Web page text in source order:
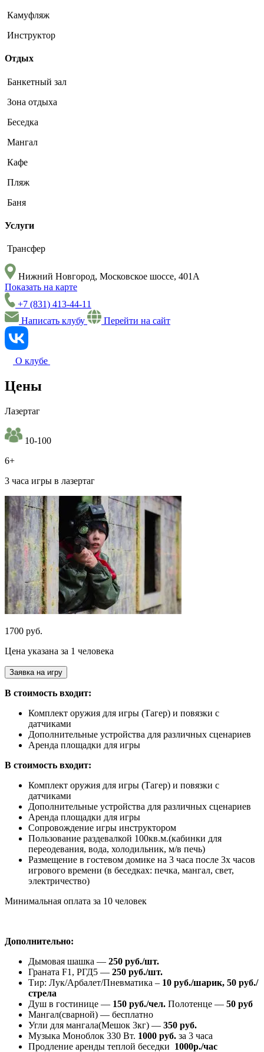
Камуфляж
Инструктор
Отдых
Банкетный зал
Зона отдыха
Беседка
Мангал
Кафе
Пляж
Баня
Услуги
Трансфер
Нижний Новгород, Московское шоссе, 401А
Показать на карте
+7 (831) 413-44-11
Написать клубу
Перейти на сайт
О клубе
Цены
Лазертаг
10-100
6+
3 часа игры в лазертаг
1700 руб.
Цена указана за 1 человека
Заявка на игру
В стоимость входит:
Комплект оружия для игры (Тагер) и повязки с
датчиками
Дополнительные устройства для различных сценариев
Аренда площадки для игры
В стоимость входит:
Комплект оружия для игры (Тагер) и повязки с
датчиками
Дополнительные устройства для различных сценариев
Аренда площадки для игры
Сопровождение игры инструктором
Пользование раздевалкой 100кв.м.(кабинки для
переодевания, вода, холодильник, м/в печь)
Размещение в гостевом домике на 3 часа после 3х часов
игрового времени (в беседках: печка, мангал, свет,
электричество)
Минимальная оплата за 10 человек
Дополнительно:
Дымовая шашка — 250 руб./шт.
Граната F1, РГД5 — 250 руб./шт.
Тир: Лук/Арбалет/Пневматика – 10 руб./шарик, 50 руб./
стрела
Душ в гостинице — 150 руб./чел. Полотенце — 50 руб
Мангал(сварной) — бесплатно
Угли для мангала(Мешок 3кг) — 350 руб.
Музыка Моноблок 330 Вт. 1000 руб. за 3 часа
Продление аренды теплой беседки 1000р./час